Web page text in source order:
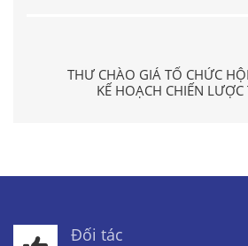
THƯ CHÀO GIÁ TỔ CHỨC
KẾ HOẠCH CHIẾN
Đối tác